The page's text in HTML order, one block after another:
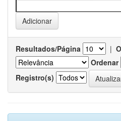
Resultados/Página |
Ordenar
Registro(s)